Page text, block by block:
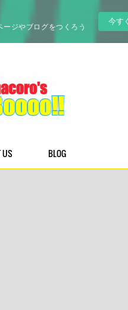
ジやブログをつくろう
今す
US BLOG